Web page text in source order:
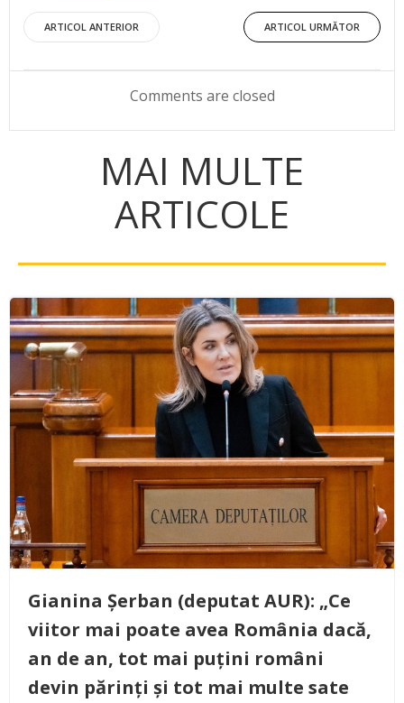
Post
navigation
ARTICOL ANTERIOR
Post
navigation
ARTICOL URMĂTOR
Comments are closed
MAI MULTE
ARTICOLE
Gianina Șerban (deputat AUR): „Ce
viitor mai poate avea România dacă,
an de an, tot mai puțini români
devin părinți și tot mai multe sate